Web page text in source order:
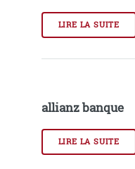
LIRE LA SUITE
allianz banque
LIRE LA SUITE